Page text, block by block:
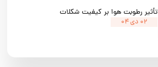
تأثیر رطوبت هوا بر کیفیت شکلات
۰۲ دی ۰۴